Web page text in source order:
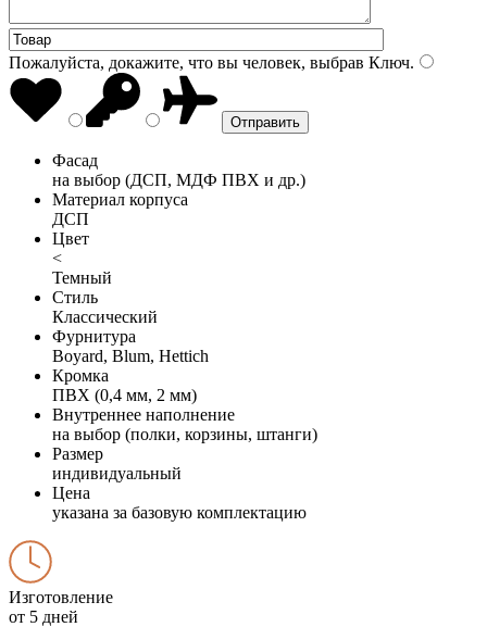
Пожалуйста, докажите, что вы человек, выбрав Ключ.
Фасад
на выбор (ДСП, МДФ ПВХ и др.)
Материал корпуса
ДСП
Цвет
<
Темный
Стиль
Классический
Фурнитура
Boyard, Blum, Hettich
Кромка
ПВХ (0,4 мм, 2 мм)
Внутреннее наполнение
на выбор (полки, корзины, штанги)
Размер
индивидуальный
Цена
указана за базовую комплектацию
Изготовление
от 5 дней